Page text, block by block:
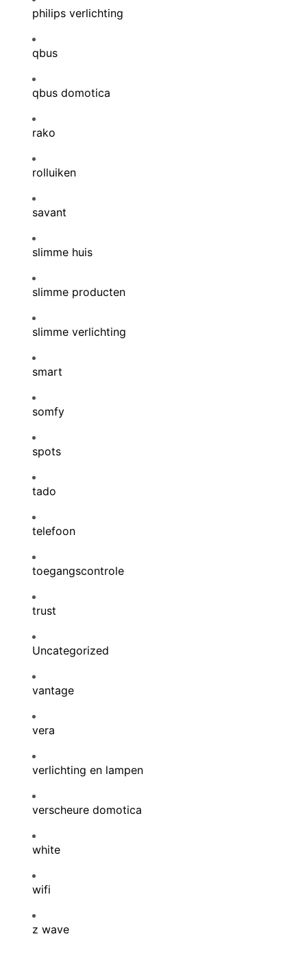
philips verlichting
qbus
qbus domotica
rako
rolluiken
savant
slimme huis
slimme producten
slimme verlichting
smart
somfy
spots
tado
telefoon
toegangscontrole
trust
Uncategorized
vantage
vera
verlichting en lampen
verscheure domotica
white
wifi
z wave